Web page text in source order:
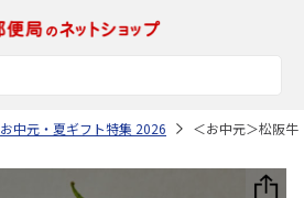
お中元・夏ギフト特集 2026 ＜お中元＞松阪